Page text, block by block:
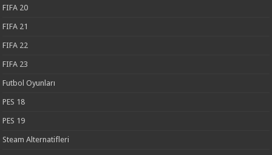
FIFA 20
FIFA 21
FIFA 22
FIFA 23
Futbol Oyunları
PES 18
PES 19
Steam Alternatifleri